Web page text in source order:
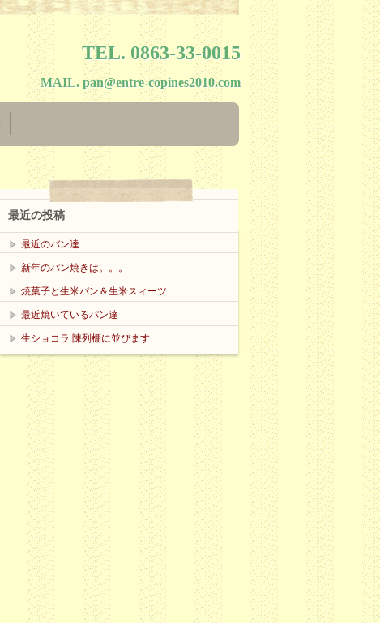
TEL. 0863-33-0015
MAIL. pan@entre-copines2010.com
最近の投稿
最近のバン達
新年のパン焼きは。。。
焼菓子と生米パン＆生米スィーツ
最近焼いているパン達
生ショコラ 陳列棚に並びます